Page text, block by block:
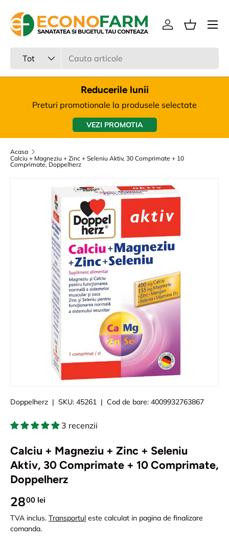
Sari la continut
Tot
Intra in cont
Cos
Meniu
Reducerile lunii
Preturi promotionale la produsele selectate
VEZI PROMOTIA
Acasa
Calciu + Magneziu + Zinc + Seleniu Aktiv, 30 Comprimate + 10
Comprimate, Doppelherz
Doppelherz | SKU: 45261 | Cod de bare: 4009932763867
3 recenzii
Calciu + Magneziu + Zinc + Seleniu
Aktiv, 30 Comprimate + 10 Comprimate,
Doppelherz
2800 lei
TVA inclus. Transportul este calculat in pagina de finalizare
comanda.